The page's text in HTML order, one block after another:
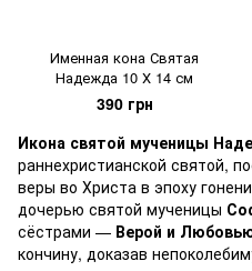
Именная кона Святая
Надежда 10 Х 14 см
390 грн
Икона святой мученицы
раннехристианской святой,
веры во Христа в эпоху
дочерью святой мученицы
сёстрами — Верой и
кончину, доказав